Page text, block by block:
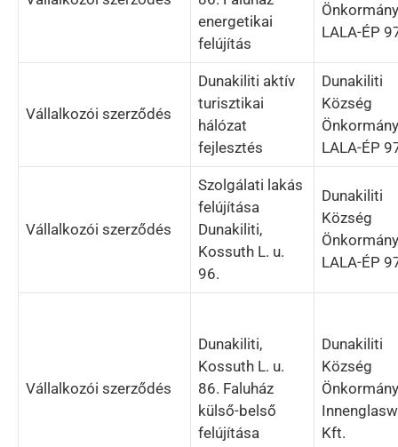
energetikai
felújítás
LALA-ÉP
Vállalkozói szerződés
Dunakiliti aktív
turisztikai
hálózat
fejlesztés
Dunakiliti
Község
LALA-ÉP
Vállalkozói szerződés
Szolgálati lakás
felújítása
Dunakiliti,
Kossuth L. u.
96.
Dunakiliti
Község
LALA-ÉP
Vállalkozói szerződés
Dunakiliti,
Kossuth L. u.
86. Faluház
külső-belső
felújítása
Dunakiliti
Község
Kft.